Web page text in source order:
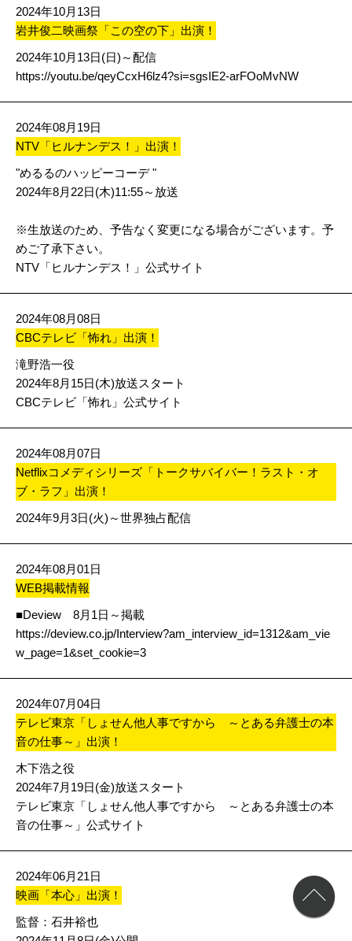
2024年10月13日
岩井俊二映画祭「この空の下」出演！
2024年10月13日(日)～配信
https://youtu.be/qeyCcxH6lz4?si=sgsIE2-arFOoMvNW
2024年08月19日
NTV「ヒルナンデス！」出演！
"めるるのハッピーコーデ "
2024年8月22日(木)11:55～放送
※生放送のため、予告なく変更になる場合がございます。予
めご了承下さい。
NTV「ヒルナンデス！」公式サイト
2024年08月08日
CBCテレビ「怖れ」出演！
滝野浩一役
2024年8月15日(木)放送スタート
CBCテレビ「怖れ」公式サイト
2024年08月07日
Netflixコメディシリーズ「トークサバイバー！ラスト・オ
ブ・ラフ」出演！
2024年9月3日(火)～世界独占配信
2024年08月01日
WEB掲載情報
■Deview 8月1日～掲載
https://deview.co.jp/Interview?am_interview_id=1312&am_vie
w_page=1&set_cookie=3
2024年07月04日
テレビ東京「しょせん他人事ですから ～とある弁護士の本
音の仕事～」出演！
木下浩之役
2024年7月19日(金)放送スタート
テレビ東京「しょせん他人事ですから ～とある弁護士の本
音の仕事～」公式サイト
2024年06月21日
映画「本心」出演！
監督：石井裕也